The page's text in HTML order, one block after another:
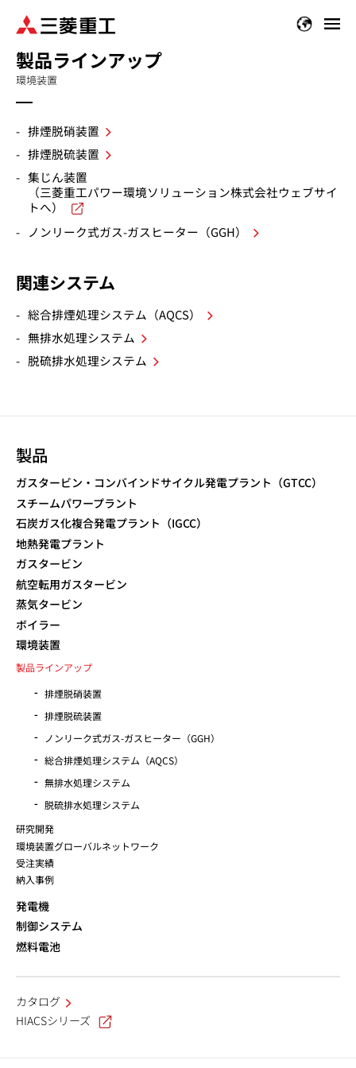
製品ラインアップ
環境装置
排煙脱硝装置
排煙脱硫装置
集じん装置
（三菱重工パワー環境ソリューション株式会社ウェブサイ
トへ）
ノンリーク式ガス-ガスヒーター（GGH）
関連システム
総合排煙処理システム（AQCS）
無排水処理システム
脱硫排水処理システム
製品
ガスタービン・コンバインドサイクル発電プラント（GTCC）
スチームパワープラント
石炭ガス化複合発電プラント（IGCC）
地熱発電プラント
ガスタービン
航空転用ガスタービン
蒸気タービン
ボイラー
環境装置
製品ラインアップ
排煙脱硝装置
排煙脱硫装置
ノンリーク式ガス-ガスヒーター（GGH）
総合排煙処理システム（AQCS）
無排水処理システム
脱硫排水処理システム
研究開発
環境装置グローバルネットワーク
受注実績
納入事例
発電機
制御システム
燃料電池
カタログ
HIACSシリーズ